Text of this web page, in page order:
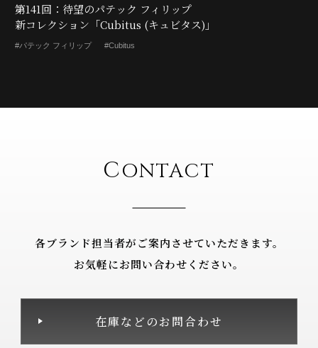
第141回：待望のパテック フィリップ
新コレクション「Cubitus (キュビタス)」
#パテック フィリップ #Cubitus
CONTACT
各ブランド担当者がご案内させていただきます。
お気軽にお問い合わせください。
在庫などのお問合わせ